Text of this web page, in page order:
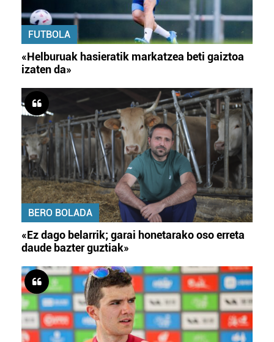
FUTBOLA
«Helburuak hasieratik markatzea beti gaiztoa
izaten da»
BERO BOLADA
«Ez dago belarrik; garai honetarako oso erreta
daude bazter guztiak»